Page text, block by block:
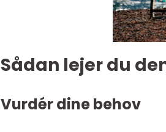
Sådan lejer du
Vurdér dine behov